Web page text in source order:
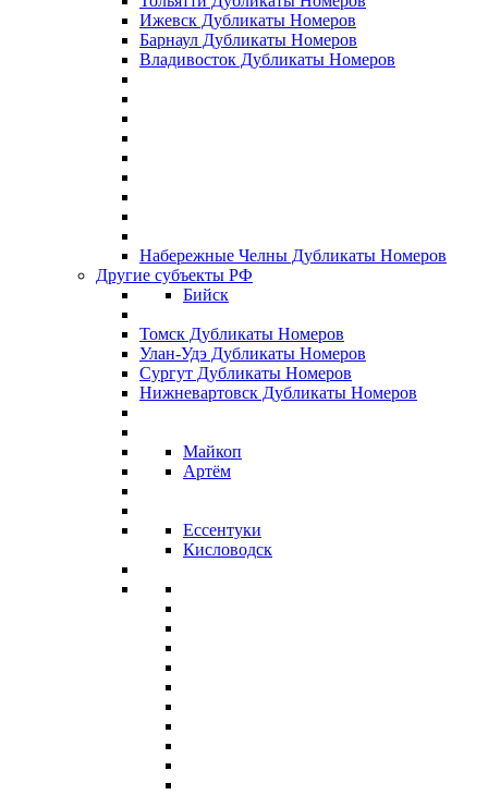
Ижевск Дубликаты Номеров
Барнаул Дубликаты Номеров
Владивосток Дубликаты Номеров
Набережные Челны Дубликаты Номеров
Другие субъекты РФ
Бийск
Томск Дубликаты Номеров
Улан-Удэ Дубликаты Номеров
Сургут Дубликаты Номеров
Нижневартовск Дубликаты Номеров
Майкоп
Артём
Ессентуки
Кисловодск